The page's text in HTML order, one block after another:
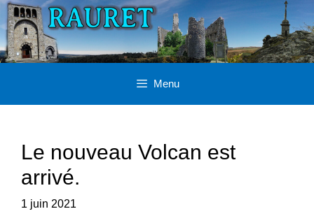
Aller
au
contenu
Menu
Le nouveau Volcan est
arrivé.
1 juin 2021